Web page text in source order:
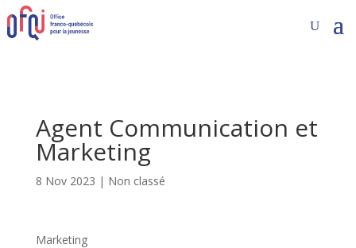
Agent Communication et
Marketing
8 Nov 2023 | Non classé
Marketing